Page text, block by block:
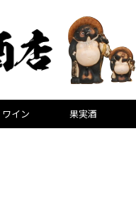
ワイン 果実酒